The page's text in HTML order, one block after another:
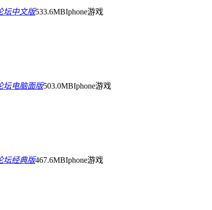
坛中文版533.6MBIphone游戏
坛电脑面版503.0MBIphone游戏
坛经典版467.6MBIphone游戏